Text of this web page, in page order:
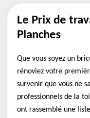
Le Prix de
Planches
Que vous soyez un
rénoviez votre
survenir que vous ne
professionnels de la
ont rassemblé une